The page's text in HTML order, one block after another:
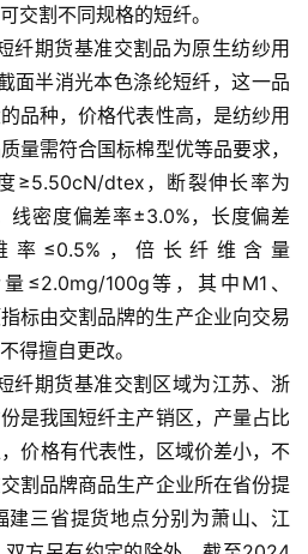
交割不同规格的短纤。
纤期货基准交割品为原生纺纱用
面半消光本色涤纶短纤，这一品
品种，价格代表性高，是纺纱用
量需符合国标棉型优等品要求，
≥5.50cN/dtex，断裂伸长率为
线密度偏差率±3.0%，长度偏差
率≤0.5%，倍长纤维含量
≤2.0mg/100g等，其中M1、
标由交割品牌的生产企业向交易
得擅自更改。
纤期货基准交割区域为江苏、浙
是我国短纤主产销区，产量占比
价格有代表性，区域价差小，不
割品牌商品生产企业所在省份提
三省提货地点分别为萧山、江